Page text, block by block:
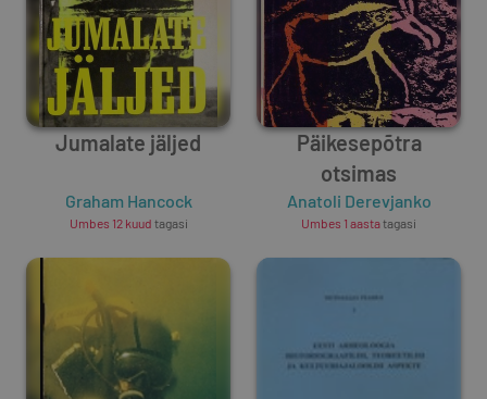
Jumalate jäljed
Graham Hancock
Umbes 12 kuud tagasi
Päikesepõtra
otsimas
Anatoli Derevjanko
Umbes 1 aastatagasi